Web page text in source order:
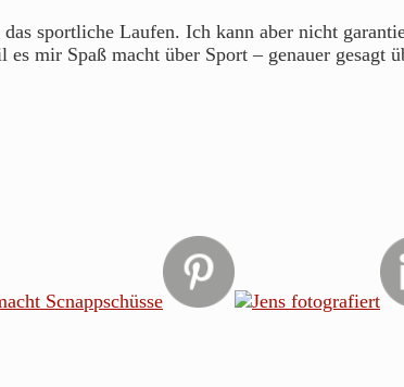
sportliche Laufen. Ich kann aber nicht
mir Spaß macht über Sport – genauer gesagt